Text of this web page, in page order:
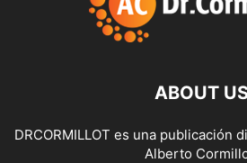
ABOUT
DRCORMILLOT es una publicación
Alberto